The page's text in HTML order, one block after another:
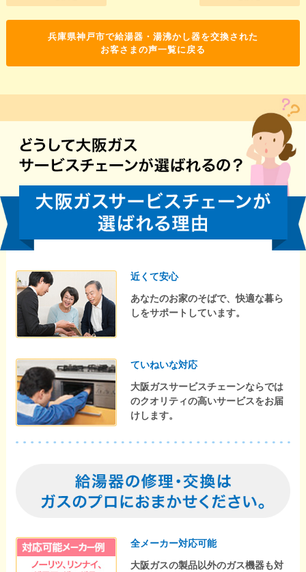
兵庫県神戸市で給湯器・湯沸かし器を交換された
お客さまの声一覧に戻る
近くて安心
あなたのお家のそばで、快適な暮ら
しをサポートしています。
ていねいな対応
大阪ガスサービスチェーンならでは
のクオリティの高いサービスをお届
けします。
全メーカー対応可能
大阪ガスの製品以外のガス機器も対